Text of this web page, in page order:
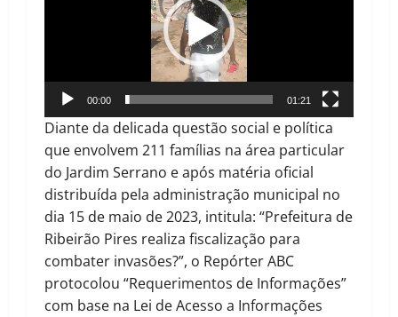
00:00 01:21
Diante da delicada questão social e política
que envolvem 211 famílias na área particular
do Jardim Serrano e após matéria oficial
distribuída pela administração municipal no
dia 15 de maio de 2023, intitula: “Prefeitura de
Ribeirão Pires realiza fiscalização para
combater invasões?”, o Repórter ABC
protocolou “Requerimentos de Informações”
com base na Lei de Acesso a Informações